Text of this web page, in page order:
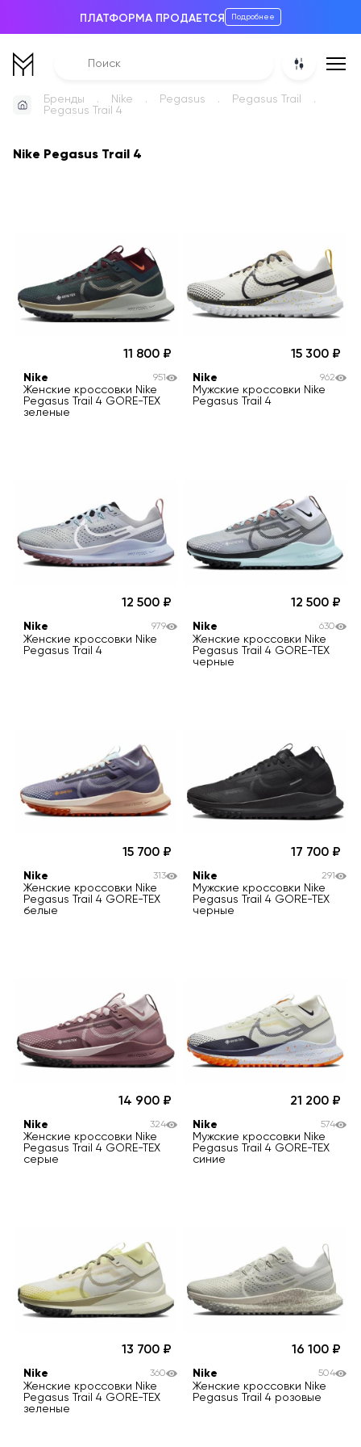
ПЛАТФОРМА ПРОДАЕТСЯ Подробнее
Бренды Nike Pegasus
Pegasus Trail
Pegasus Trail 4
Nike Pegasus Trail 4
11 800
Nike
Женские кроссовки Nike
Pegasus Trail 4 GORE-TEX
зеленые
951
15 300
Nike
Мужские кроссовки Nike
Pegasus Trail 4
962
12 500
Nike
Женские кроссовки Nike
Pegasus Trail 4
979
12 500
Nike
Женские кроссовки Nike
Pegasus Trail 4 GORE-TEX
черные
630
15 700
Nike
Женские кроссовки Nike
Pegasus Trail 4 GORE-TEX
белые
313
17 700
Nike
Мужские кроссовки Nike
Pegasus Trail 4 GORE-TEX
черные
291
14 900
Nike
Женские кроссовки Nike
Pegasus Trail 4 GORE-TEX
серые
324
21 200
Nike
Мужские кроссовки Nike
Pegasus Trail 4 GORE-TEX
синие
574
13 700
Nike
Женские кроссовки Nike
Pegasus Trail 4 GORE-TEX
зеленые
360
16 100
Nike
Женские кроссовки Nike
Pegasus Trail 4 розовые
504